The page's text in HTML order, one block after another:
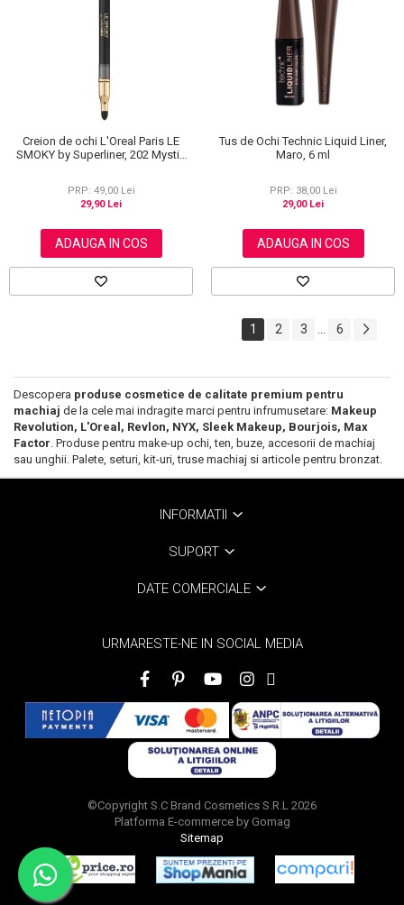
Creion de ochi L'Oreal Paris LE
SMOKY by Superliner, 202 Mystic
PRP: 49,00 Lei
29,90 Lei
ADAUGA IN COS
Tus de Ochi Technic Liquid Liner,
Maro, 6 ml
PRP: 38,00 Lei
29,00 Lei
ADAUGA IN COS
1 2 3 ... 6
Descopera produse cosmetice de calitate premium pentru
machiaj de la cele mai indragite marci pentru infrumusetare: Makeup
Revolution, L'Oreal, Revlon, NYX, Sleek Makeup, Bourjois, Max
Factor. Produse pentru make-up ochi, ten, buze, accesorii de machiaj
sau unghii. Palete, seturi, kit-uri, truse machiaj si articole pentru bronzat.
INFORMATII
SUPORT
DATE COMERCIALE
URMARESTE-NE IN SOCIAL MEDIA
©Copyright S.C Brand Cosmetics S.R.L 2026
Platforma E-commerce by Gomag
Sitemap